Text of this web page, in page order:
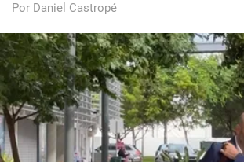
Por Daniel Castropé